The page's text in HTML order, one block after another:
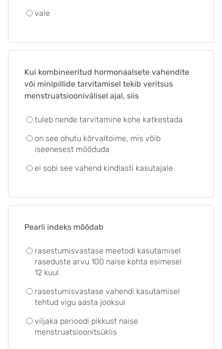
vale
Kui kombineeritud hormonaalsete vahendite
või minipillide tarvitamisel tekib veritsus
menstruatsioonivälisel ajal, siis
tuleb nende tarvitamine kohe katkestada
on see ohutu kõrvaltoime, mis võib
iseenesest mööduda
ei sobi see vahend kindlasti kasutajale
Pearli indeks mõõdab
rasestumisvastase meetodi kasutamisel
raseduste arvu 100 naise kohta esimesel
12 kuul
rasestumisvastase vahendi kasutamisel
tehtud vigu aasta jooksul
viljaka perioodi pikkust naise
menstruatsioonitsüklis